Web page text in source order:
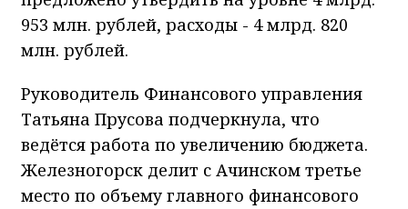
953 млн. рублей, расходы - 4 млрд. 820
млн. рублей.
Руководитель Финансового управления
Татьяна Прусова подчеркнула, что
ведётся работа по увеличению бюджета.
Железногорск делит с Ачинском третье
место по объему главного финансового